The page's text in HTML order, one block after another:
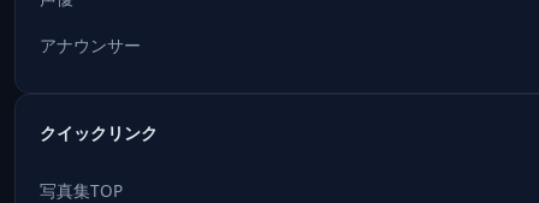
アナウンサー
クイックリンク
写真集TOP